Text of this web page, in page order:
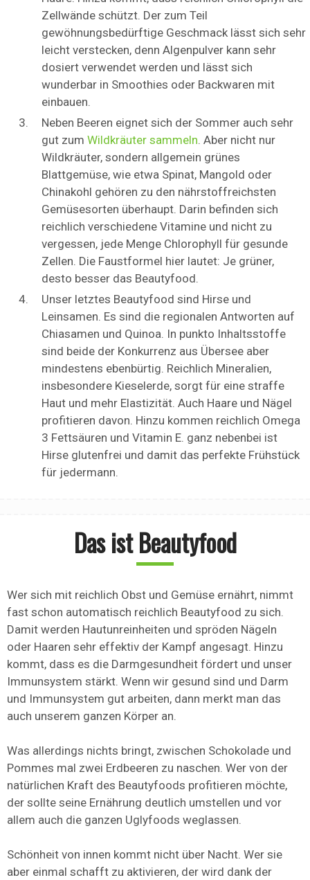
Zellwände schützt. Der zum Teil
gewöhnungsbedürftige Geschmack lässt sich sehr
leicht verstecken, denn Algenpulver kann sehr
dosiert verwendet werden und lässt sich
wunderbar in Smoothies oder Backwaren mit
einbauen.
Neben Beeren eignet sich der Sommer auch sehr
gut zum Wildkräuter sammeln. Aber nicht nur
Wildkräuter, sondern allgemein grünes
Blattgemüse, wie etwa Spinat, Mangold oder
Chinakohl gehören zu den nährstoffreichsten
Gemüsesorten überhaupt. Darin befinden sich
reichlich verschiedene Vitamine und nicht zu
vergessen, jede Menge Chlorophyll für gesunde
Zellen. Die Faustformel hier lautet: Je grüner,
desto besser das Beautyfood.
Unser letztes Beautyfood sind Hirse und
Leinsamen. Es sind die regionalen Antworten auf
Chiasamen und Quinoa. In punkto Inhaltsstoffe
sind beide der Konkurrenz aus Übersee aber
mindestens ebenbürtig. Reichlich Mineralien,
insbesondere Kieselerde, sorgt für eine straffe
Haut und mehr Elastizität. Auch Haare und Nägel
profitieren davon. Hinzu kommen reichlich Omega
3 Fettsäuren und Vitamin E. ganz nebenbei ist
Hirse glutenfrei und damit das perfekte Frühstück
für jedermann.
Das ist Beautyfood
Wer sich mit reichlich Obst und Gemüse ernährt, nimmt
fast schon automatisch reichlich Beautyfood zu sich.
Damit werden Hautunreinheiten und spröden Nägeln
oder Haaren sehr effektiv der Kampf angesagt. Hinzu
kommt, dass es die Darmgesundheit fördert und unser
Immunsystem stärkt. Wenn wir gesund sind und Darm
und Immunsystem gut arbeiten, dann merkt man das
auch unserem ganzen Körper an.
Was allerdings nichts bringt, zwischen Schokolade und
Pommes mal zwei Erdbeeren zu naschen. Wer von der
natürlichen Kraft des Beautyfoods profitieren möchte,
der sollte seine Ernährung deutlich umstellen und vor
allem auch die ganzen Uglyfoods weglassen.
Schönheit von innen kommt nicht über Nacht. Wer sie
aber einmal schafft zu aktivieren, der wird dank der